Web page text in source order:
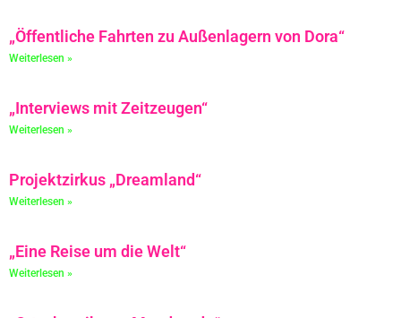
„Öffentliche Fahrten zu Außenlagern von Dora“
Weiterlesen »
„Interviews mit Zeitzeugen“
Weiterlesen »
Projektzirkus „Dreamland“
Weiterlesen »
„Eine Reise um die Welt“
Weiterlesen »